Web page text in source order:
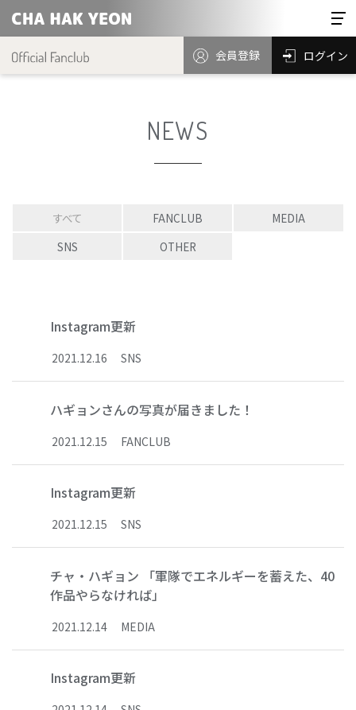
会員登録 ログイン
NEWS
すべて FANCLUB
MEDIA
SNS
OTHER
Instagram更新
2021.12.16 SNS
ハギョンさんの写真が届きました！
2021 .12.15 FANCLUB
Instagram更新
2021.12.15 SNS
チャ・ハギョン 「軍隊でエネルギーを蓄えた、40
作品やらなければ」
2021 .12.14 MEDIA
Instagram更新